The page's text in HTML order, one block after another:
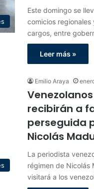
Este domingo se
comicios
cargos, entre
Leer más »
Emilio Araya
recibirán a
perseguida
Nicolás
La periodista
régimen de Nicolás
visitará a los